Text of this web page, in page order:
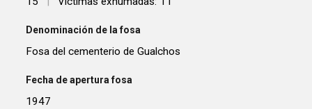
Denominación de la fosa
Fosa del cementerio de Gualchos
Fecha de apertura fosa
1947